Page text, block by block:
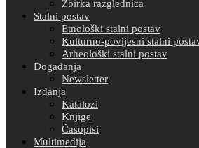
Zbirka razglednica
Stalni postav
Etnološki stalni postav
Kulturno-povijesni stalni
Arheološki stalni postav
Događanja
Newsletter
Izdanja
Katalozi
Knjige
Časopisi
Multimedija